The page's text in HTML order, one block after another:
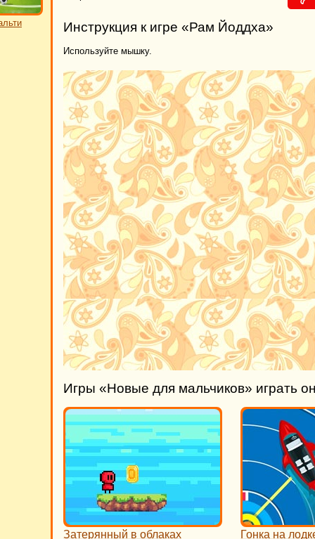
Инструкция к игре «Рам Йоддха»
Используйте мышку.
Игры «Новые для мальчиков» играть
Затерянный в облаках Гонка на